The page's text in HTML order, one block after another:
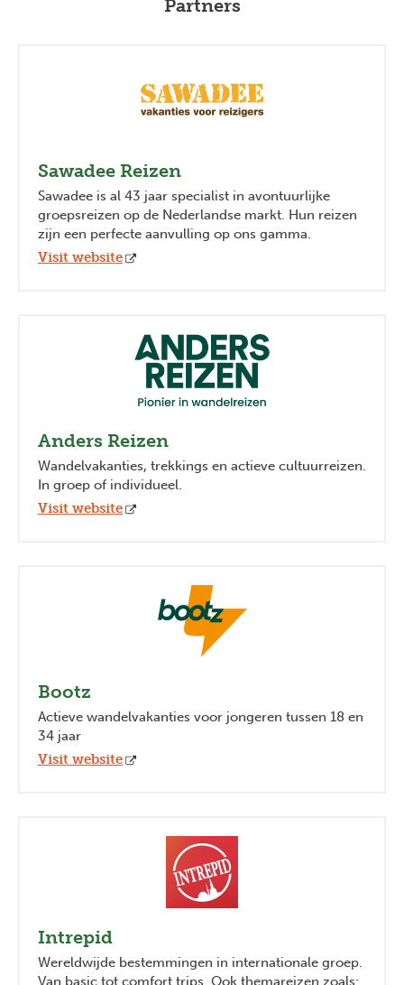
Partners
Sawadee Reizen
Sawadee is al 43 jaar specialist in avontuurlijke
groepsreizen op de Nederlandse markt. Hun reizen
zijn een perfecte aanvulling op ons gamma.
Visit website
Anders Reizen
Wandelvakanties, trekkings en actieve cultuurreizen.
In groep of individueel.
Visit website
Bootz
Actieve wandelvakanties voor jongeren tussen 18 en
34 jaar
Visit website
Intrepid
Wereldwijde bestemmingen in internationale groep.